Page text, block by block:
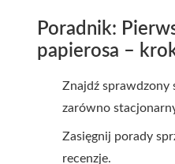
Poradnik:
papierosa –
Znajdź sprawdzony
zarówno
Zasięgnij porady
recenzje.